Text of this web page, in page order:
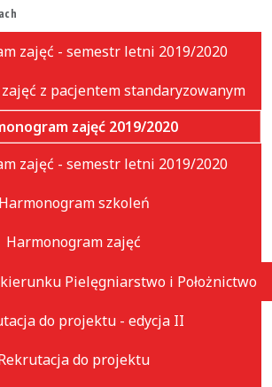
zajęć - semestr letni 2019/2020
z pacjentem standaryzowanym
zajęć 2019/2020
zajęć - semestr letni 2019/2020
Harmonogram szkoleń
Harmonogram zajęć
Pielęgniarstwo i Położnictwo
do projektu - edycja II
do projektu